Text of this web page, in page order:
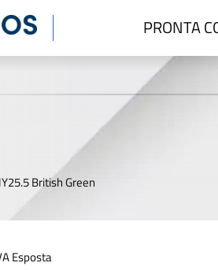
PRONTA
British Green
Esposta